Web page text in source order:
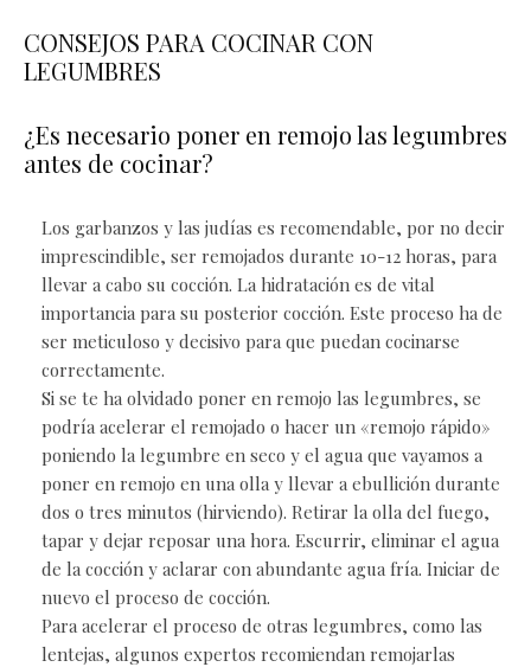
CONSEJOS PARA COCINAR CON
LEGUMBRES
¿Es necesario poner en remojo las legumbres
antes de cocinar?
Los garbanzos y las judías es recomendable, por no decir
imprescindible, ser remojados durante 10-12 horas, para
llevar a cabo su cocción. La hidratación es de vital
importancia para su posterior cocción. Este proceso ha de
ser meticuloso y decisivo para que puedan cocinarse
correctamente.
Si se te ha olvidado poner en remojo las legumbres, se
podría acelerar el remojado o hacer un «remojo rápido»
poniendo la legumbre en seco y el agua que vayamos a
poner en remojo en una olla y llevar a ebullición durante
dos o tres minutos (hirviendo). Retirar la olla del fuego,
tapar y dejar reposar una hora. Escurrir, eliminar el agua
de la cocción y aclarar con abundante agua fría. Iniciar de
nuevo el proceso de cocción.
Para acelerar el proceso de otras legumbres, como las
lentejas, algunos expertos recomiendan remojarlas